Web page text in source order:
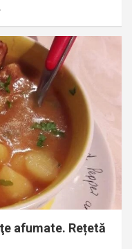
afumate. Rețetă